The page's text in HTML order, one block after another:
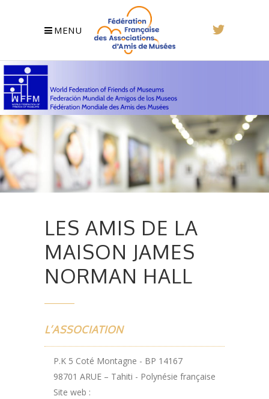
MENU
LES AMIS DE LA
MAISON JAMES
NORMAN HALL
L’ASSOCIATION
P.K 5 Coté Montagne - BP 14167
98701 ARUE – Tahiti - Polynésie française
Site web :